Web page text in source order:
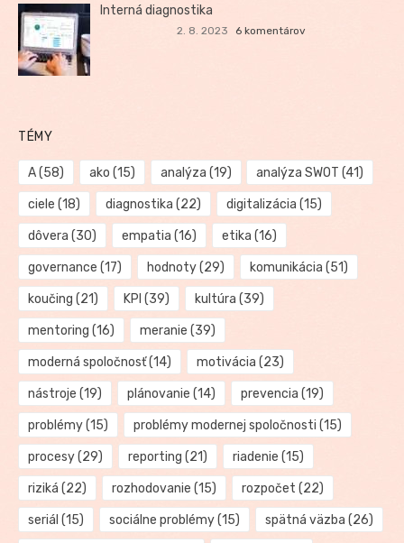
Interná diagnostika
2. 8. 2023 6 komentárov
TÉMY
A(58) ako (15) analýza (19) analýza SWOT (41)
ciele (18) diagnostika (22) digitalizácia (15)
dôvera (30) empatia (16) etika (16)
governance (17) hodnoty(29) komunikácia (51)
koučing (21) KPI (39) kultúra (39)
mentoring (16) meranie (39)
moderná spoločnosť(14) motivácia (23)
nástroje (19) plánovanie (14) prevencia (19)
problémy(15) problémy modernej spoločnosti (15)
procesy(29) reporting (21) riadenie (15)
riziká (22) rozhodovanie (15) rozpočet (22)
seriál (15) sociálne problémy(15) spätná väzba (26)